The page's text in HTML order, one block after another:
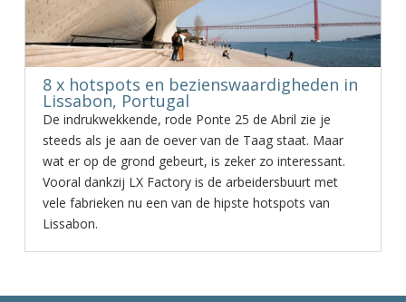
8 x hotspots en bezienswaardigheden in
Lissabon, Portugal
De indrukwekkende, rode Ponte 25 de Abril zie je
steeds als je aan de oever van de Taag staat. Maar
wat er op de grond gebeurt, is zeker zo interessant.
Vooral dankzij LX Factory is de arbeidersbuurt met
vele fabrieken nu een van de hipste hotspots van
Lissabon.